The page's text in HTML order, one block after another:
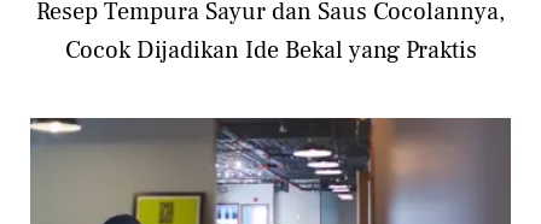
Resep Tempura Sayur dan Saus Cocolannya,
Cocok Dijadikan Ide Bekal yang Praktis